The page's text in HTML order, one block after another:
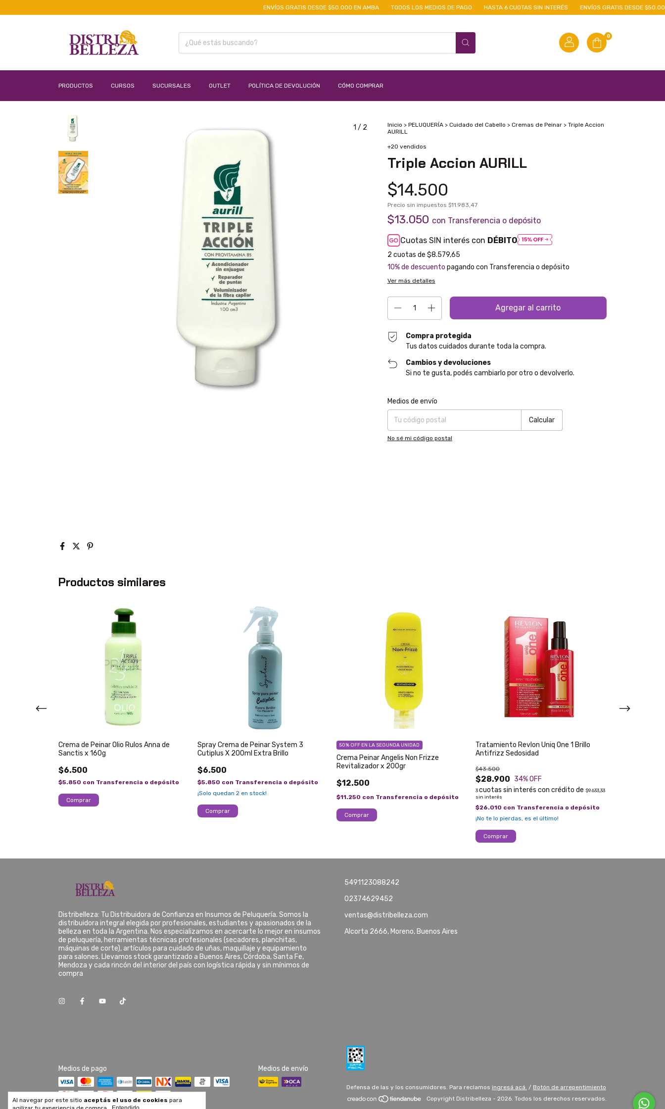
ENVÍOS GRATIS DESDE $50.000 EN AMBA TODOS LOS MEDIOS DE PAGO HASTA 6 CUOTAS SIN INTERÉS ENVÍOS GRATIS DESDE $50.000
0
PRODUCTOS CURSOS SUCURSALES OUTLET POLÍTICA DE DEVOLUCIÓN CÓMO COMPRAR
Al navegar por este sitio aceptás el uso de cookies para
1 / 2 Inicio > PELUQUERÍA > Cuidado del Cabello > Cremas de Peinar > Triple Accion
AURILL
+20 vendidos
Triple Accion AURILL
$14.500
Precio sin impuestos $11.983,47
$13.050 con Transferencia o depósito
Cuotas SIN interés con DÉBITO
2 cuotas de $8.579,65
10% de descuento pagando con Transferencia o depósito
Ver más detalles
Compra protegida
Tus datos cuidados durante toda la compra.
Cambios y devoluciones
Si no te gusta, podés cambiarlo por otro o devolverlo.
Entregas para el CP:
Medios de envío
Calcular
No sé mi código postal
Productos similares
Crema de Peinar Olio Rulos Anna de
Sanctis x 160g
$6.500
$5.850 con Transferencia o depósito
Spray Crema de Peinar System 3
Cutiplus X 200ml Extra Brillo
$6.500
$5.850 con Transferencia o depósito
¡Solo quedan 2 en stock!
Crema Peinar Angelis Non Frizze
Revitalizador x 200gr
$12.500
50% OFF EN LA SEGUNDA UNIDAD
$11.250 con Transferencia o depósito
Tratamiento Revlon Uniq One 1 Brillo
Antifrizz Sedosidad
$28.900
$43.500
34% OFF
3
$9.633,33
sin interés
$26.010 con Transferencia o depósito
¡No te lo pierdas, es el último!
Distribelleza: Tu Distribuidora de Confianza en Insumos de Peluquería. Somos la
distribuidora integral elegida por profesionales, estudiantes y apasionados de la
belleza en toda la Argentina. Nos especializamos en acercarte lo mejor en insumos
de peluquería, herramientas técnicas profesionales (secadores, planchitas,
máquinas de corte), artículos para cuidado de uñas, maquillaje y equipamiento
para salones. Llevamos stock garantizado a Buenos Aires, Córdoba, Santa Fe,
Mendoza y cada rincón del interior del país con logística rápida y sin mínimos de
compra
5491123088242
02374629452
ventas@distribelleza.com
Alcorta 2666, Moreno, Buenos Aires
Medios de pago Medios de envío
Defensa de las y los consumidores. Para reclamos ingresá acá. / Botón de arrepentimiento
Copyright Distribelleza - 2026. Todos los derechos reservados.